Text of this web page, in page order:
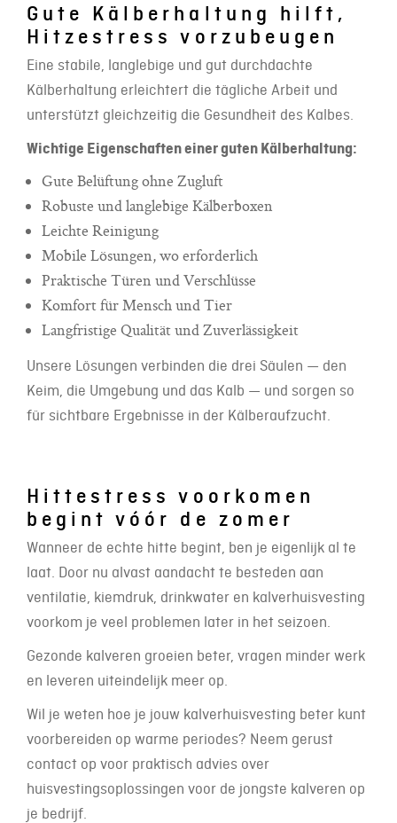
Gute Kälberhaltung hilft,
Hitzestress vorzubeugen
Eine stabile, langlebige und gut durchdachte
Kälberhaltung erleichtert die tägliche Arbeit und
unterstützt gleichzeitig die Gesundheit des Kalbes.
Wichtige Eigenschaften einer guten Kälberhaltung:
Gute Belüftung ohne Zugluft
Robuste und langlebige Kälberboxen
Leichte Reinigung
Mobile Lösungen, wo erforderlich
Praktische Türen und Verschlüsse
Komfort für Mensch und Tier
Langfristige Qualität und Zuverlässigkeit
Unsere Lösungen verbinden die drei Säulen — den
Keim, die Umgebung und das Kalb — und sorgen so
für sichtbare Ergebnisse in der Kälberaufzucht.
Hittestress voorkomen
begint vóór de zomer
Wanneer de echte hitte begint, ben je eigenlijk al te
laat. Door nu alvast aandacht te besteden aan
ventilatie, kiemdruk, drinkwater en kalverhuisvesting
voorkom je veel problemen later in het seizoen.
Gezonde kalveren groeien beter, vragen minder werk
en leveren uiteindelijk meer op.
Wil je weten hoe je jouw kalverhuisvesting beter kunt
voorbereiden op warme periodes? Neem gerust
contact op voor praktisch advies over
huisvestingsoplossingen voor de jongste kalveren op
je bedrijf.